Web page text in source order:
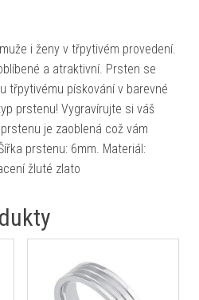
i ženy v třpytivém provedení.
a atraktivní. Prsten se
třpytivému pískování v barevné
prstenu! Vygravírujte si váš
je zaoblená což vám
prstenu: 6mm. Materiál:
žluté zlato